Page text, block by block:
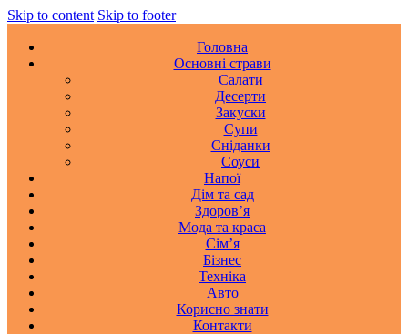
Skip to content Skip to footer
Головна
Основні страви
Салати
Десерти
Закуски
Супи
Сніданки
Соуси
Напої
Дім та сад
Здоровʼя
Мода та краса
Сімʼя
Бізнес
Техніка
Авто
Корисно знати
Контакти